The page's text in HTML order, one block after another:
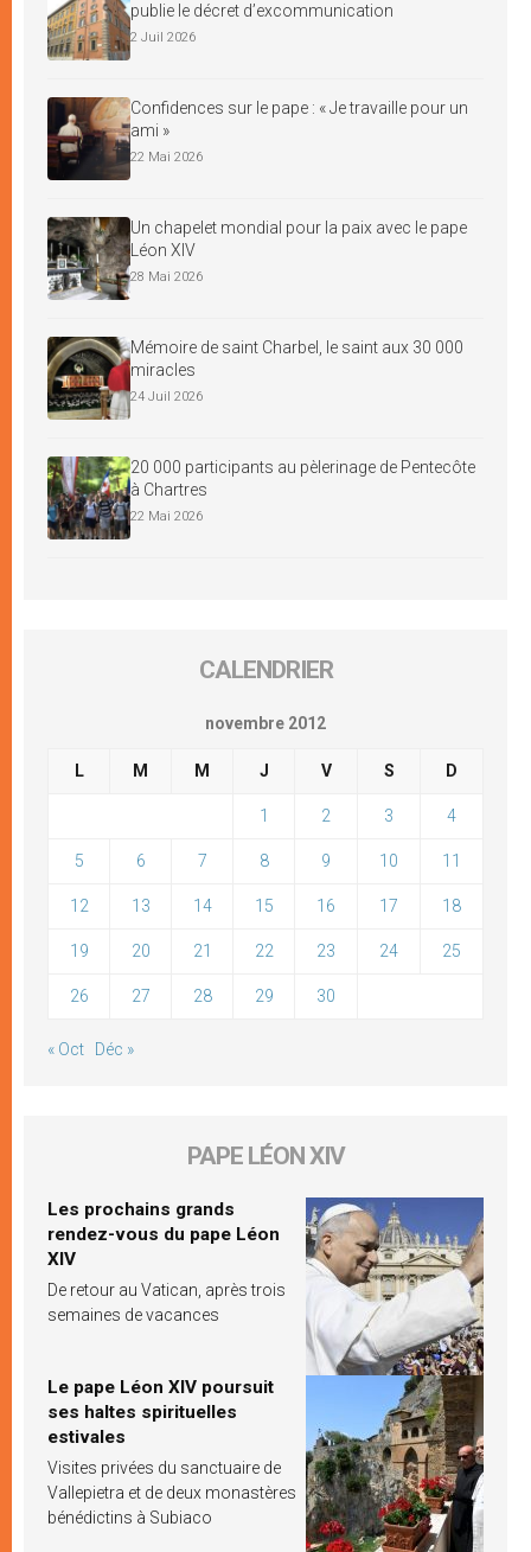
publie le décret d’excommunication
2 Juil 2026
Confidences sur le pape : « Je travaille pour un
ami »
22 Mai 2026
Un chapelet mondial pour la paix avec le pape
Léon XIV
28 Mai 2026
Mémoire de saint Charbel, le saint aux 30 000
miracles
24 Juil 2026
20 000 participants au pèlerinage de Pentecôte
à Chartres
22 Mai 2026
CALENDRIER
novembre 2012
L M M J V S D
1 2 3 4
5 6 7 8 9 10 11
12 13 14 15 16 17 18
19 20 21 22 23 24 25
26 27 28 29 30
« Oct Déc »
PAPE LÉON XIV
Les prochains grands
rendez-vous du pape Léon
XIV
De retour au Vatican, après trois
semaines de vacances
Le pape Léon XIV poursuit
ses haltes spirituelles
estivales
Visites privées du sanctuaire de
Vallepietra et de deux monastères
bénédictins à Subiaco